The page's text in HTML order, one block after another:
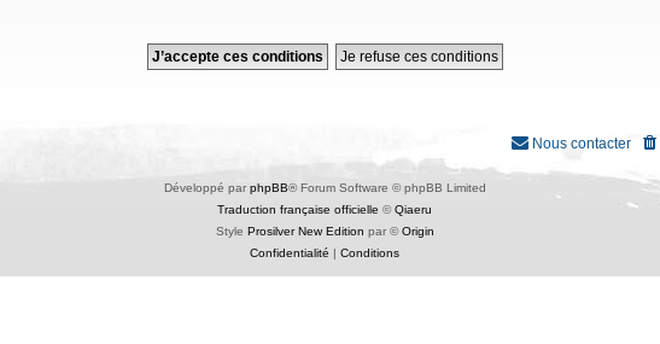
Nous contacter
Développé par phpBB® Forum Software © phpBB Limited
Traduction française officielle ©Qiaeru
Style Prosilver New Edition par ©Origin
Confidentialité | Conditions